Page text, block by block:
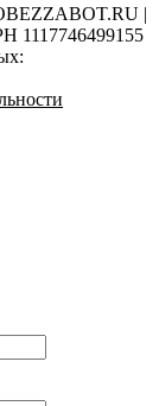
|
1117746499155